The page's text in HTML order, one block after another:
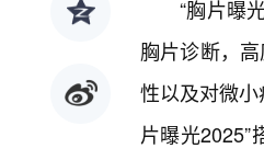
“胸片曝
胸片诊断，
性以及对微
片曝光